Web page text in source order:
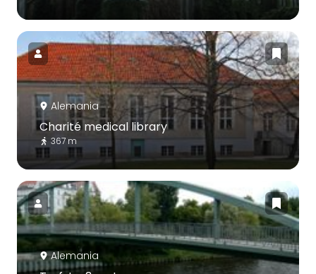
Alemania
Charité medical library
367 m
Alemania